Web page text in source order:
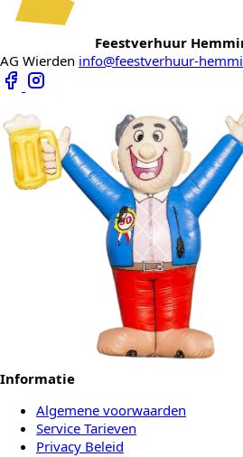
Feestverhuur
AG Wierden info@feestverhuur-
Informatie
Algemene voorwaarden
Service Tarieven
Privacy Beleid